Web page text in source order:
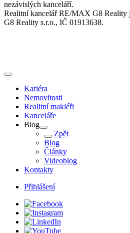
nezávislých kanceláří.
Realitní kancelář RE/MAX G8 Reality
G8 Reality s.r.o., IČ 01913638.
Kariéra
Nemovitosti
Realitní makléři
Kanceláře
Blog
Zpět
Blog
Články
Videoblog
Kontakty
Přihlášení